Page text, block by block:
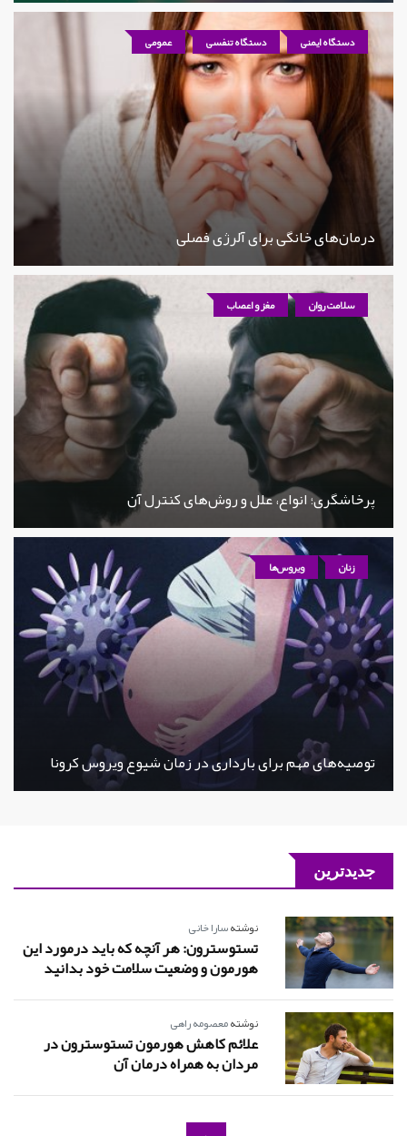
دستگاه ایمنی دستگاه تنفسی عمومی
درمان‌های خانگی برای آلرژی فصلی
سلامت روان مغز و اعصاب
پرخاشگری؛ انواع، علل و روش‌های کنترل آن
زنان ویروس‌ها
توصیه‌های مهم برای بارداری در زمان شیوع ویروس کرونا
جدیدترین
نوشتهسارا خانی
تستوسترون: هر آنچه که باید درمورد این
هورمون و وضعیت سلامت خود بدانید
نوشتهمعصومه راهی
علائم کاهش هورمون تستوسترون در
مردان به همراه درمان آن